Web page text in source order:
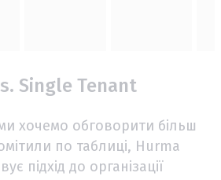
Single Tenant
хочемо обговорити більш
по таблиці, Hurma
підхід до організації